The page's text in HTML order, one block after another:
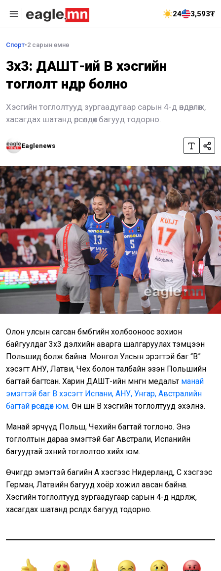
24 3,593₮
Спорт•2 сарын өмнө
3x3: ДАШТ-ий В хэсгийн
тоглолт өнөөдөр болно
Хэсгийн тоглолтууд зургаадугаар сарын 4-д өндөрлөж,
хасагдах шатанд өрсөлдөх багууд тодорно.
Eaglenews
Олон улсын сагсан бөмбөгийн холбооноос зохион
байгуулдаг 3х3 дэлхийн аварга шалгаруулах тэмцээн
Польшид болж байна. Монгол Улсын эрэгтэй баг “В”
хэсэгт АНУ, Латви, Чех болон талбайн эзэн Польшийн
багтай багтсан. Харин ДАШТ-ийн мөнгөн медальт манай
эмэгтэй баг В хэсэгт Испани, АНУ, Унгар, Австралийн
багтай өрсөлдөх юм. Өнөө шөнө В хэсгийн тоглолтууд эхэлнэ.
Манай эрчүүд Польш, Чехийн багтай тоглоно. Энэ
тоглолтын дараа эмэгтэй баг Австрали, Испанийн
багуудтай эхний тоглолтоо хийх юм.
Өчигдөр эмэгтэй багийн А хэсгээс Нидерланд, С хэсгээс
Герман, Латвийн багууд хоёр хожил авсан байна.
Хэсгийн тоглолтууд зургаадугаар сарын 4-д өндөрлөж,
хасагдах шатанд өрсөлдөх багууд тодорно.